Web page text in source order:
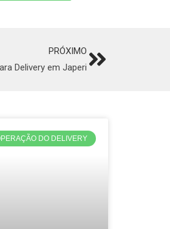
PRÓXIMO
Delivery em Japeri Next
DO DELIVERY